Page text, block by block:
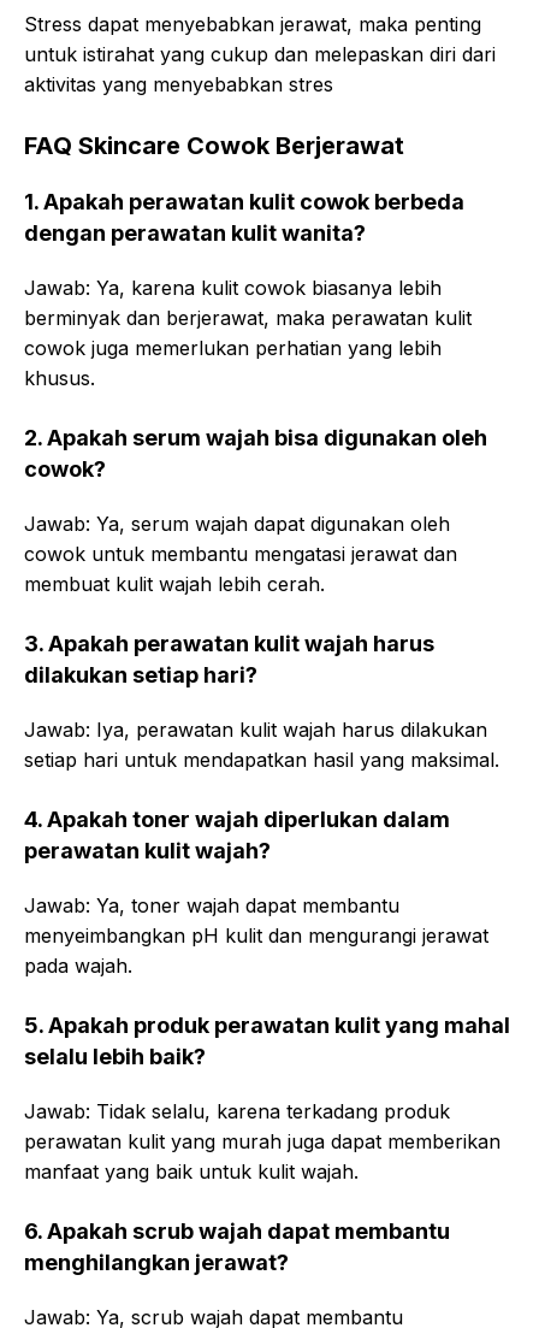
Stress dapat menyebabkan jerawat, maka penting
untuk istirahat yang cukup dan melepaskan diri dari
aktivitas yang menyebabkan stres
FAQ Skincare Cowok Berjerawat
1. Apakah perawatan kulit cowok berbeda
dengan perawatan kulit wanita?
Jawab: Ya, karena kulit cowok biasanya lebih
berminyak dan berjerawat, maka perawatan kulit
cowok juga memerlukan perhatian yang lebih
khusus.
2. Apakah serum wajah bisa digunakan oleh
cowok?
Jawab: Ya, serum wajah dapat digunakan oleh
cowok untuk membantu mengatasi jerawat dan
membuat kulit wajah lebih cerah.
3. Apakah perawatan kulit wajah harus
dilakukan setiap hari?
Jawab: Iya, perawatan kulit wajah harus dilakukan
setiap hari untuk mendapatkan hasil yang maksimal.
4. Apakah toner wajah diperlukan dalam
perawatan kulit wajah?
Jawab: Ya, toner wajah dapat membantu
menyeimbangkan pH kulit dan mengurangi jerawat
pada wajah.
5. Apakah produk perawatan kulit yang mahal
selalu lebih baik?
Jawab: Tidak selalu, karena terkadang produk
perawatan kulit yang murah juga dapat memberikan
manfaat yang baik untuk kulit wajah.
6. Apakah scrub wajah dapat membantu
menghilangkan jerawat?
Jawab: Ya, scrub wajah dapat membantu